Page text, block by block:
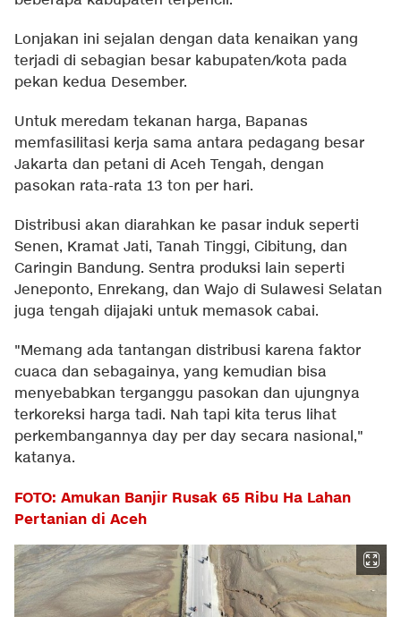
Lonjakan ini sejalan dengan data kenaikan yang
terjadi di sebagian besar kabupaten/kota pada
pekan kedua Desember.
Untuk meredam tekanan harga, Bapanas
memfasilitasi kerja sama antara pedagang besar
Jakarta dan petani di Aceh Tengah, dengan
pasokan rata-rata 13 ton per hari.
Distribusi akan diarahkan ke pasar induk seperti
Senen, Kramat Jati, Tanah Tinggi, Cibitung, dan
Caringin Bandung. Sentra produksi lain seperti
Jeneponto, Enrekang, dan Wajo di Sulawesi Selatan
juga tengah dijajaki untuk memasok cabai.
"Memang ada tantangan distribusi karena faktor
cuaca dan sebagainya, yang kemudian bisa
menyebabkan terganggu pasokan dan ujungnya
terkoreksi harga tadi. Nah tapi kita terus lihat
perkembangannya day per day secara nasional,"
katanya.
FOTO: Amukan Banjir Rusak 65 Ribu Ha Lahan
Pertanian di Aceh